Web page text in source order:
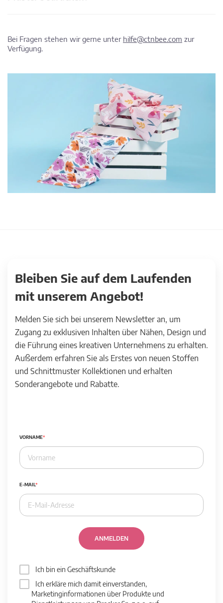
Bei Fragen stehen wir gerne unter hilfe@ctnbee.com zur
Verfügung.
Bleiben Sie auf dem Laufenden
mit unserem Angebot!
Melden Sie sich bei unserem Newsletter an, um
Zugang zu exklusiven Inhalten über Nähen, Design und
die Führung eines kreativen Unternehmens zu erhalten.
Außerdem erfahren Sie als Erstes von neuen Stoffen
und Schnittmuster Kollektionen und erhalten
Sonderangebote und Rabatte.
VORNAME
E-MAIL
ANMELDEN
Ich bin ein Geschäftskunde
Ich erkläre mich damit einverstanden,
Marketinginformationen über Produkte und